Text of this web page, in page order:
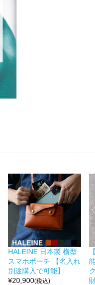
HALEINE 日本製 横型
スマホポーチ 【名入れ
別途購入で可能】
¥20,900(税込)